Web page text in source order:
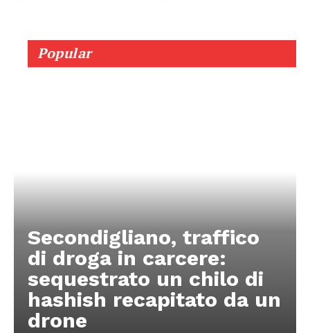
Popular
Secondigliano, traffico
di droga in carcere:
sequestrato un chilo di
hashish recapitato da un
drone